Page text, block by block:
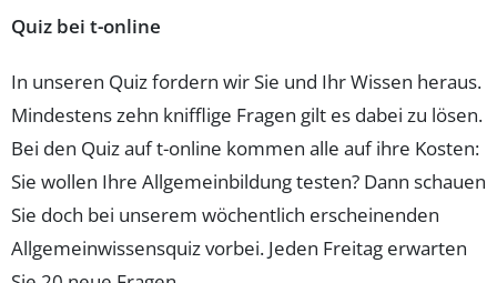
Quiz bei t-online
In unseren Quiz fordern wir Sie und Ihr Wissen heraus.
Mindestens zehn knifflige Fragen gilt es dabei zu lösen.
Bei den Quiz auf t-online kommen alle auf ihre Kosten:
Sie wollen Ihre Allgemeinbildung testen? Dann schauen
Sie doch bei unserem wöchentlich erscheinenden
Allgemeinwissensquiz vorbei. Jeden Freitag erwarten